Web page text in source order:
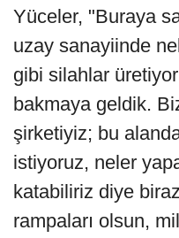
Yüceler, "Buraya
uzay sanayiinde
gibi silahlar
bakmaya geldik.
şirketiyiz; bu
istiyoruz, neler
katabiliriz diye
rampaları olsun,